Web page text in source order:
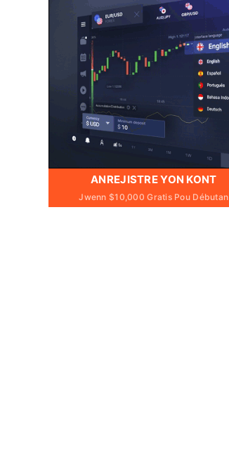
ANREJISTRE YON KONT
Jwenn $10,000 Gratis Pou Débutan